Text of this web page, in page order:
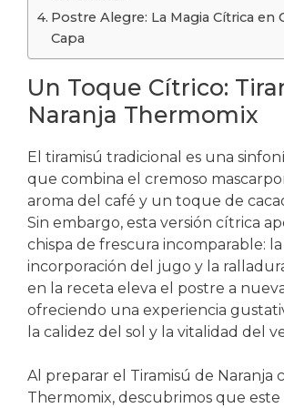
Postre Alegre: La Magia Cítrica en
Capa
Un Toque Cítrico:
Naranja Thermomix
El tiramisú tradicional es una
que combina el cremoso
aroma del café y un toque de
Sin embargo, esta versión cítrica
chispa de frescura incomparable: la
incorporación del jugo y la
en la receta eleva el postre a
ofreciendo una experiencia
la calidez del sol y la vitalidad del
Al preparar el Tiramisú de Naranja
Thermomix, descubrimos que este